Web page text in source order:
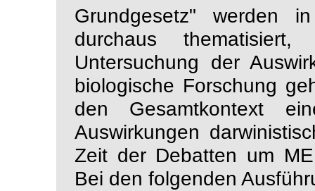
Grundgesetz" werden
durchaus
Untersuchung der
biologische Forschung
den Gesamtkontext
Auswirkungen
Zeit der Debatten um
Bei den folgenden